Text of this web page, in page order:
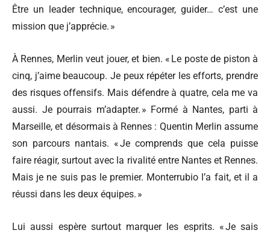
Être un leader technique, encourager, guider… c’est une
mission que j’apprécie. »
À Rennes, Merlin veut jouer, et bien. « Le poste de piston à
cinq, j’aime beaucoup. Je peux répéter les efforts, prendre
des risques offensifs. Mais défendre à quatre, cela me va
aussi. Je pourrais m’adapter. » Formé à Nantes, parti à
Marseille, et désormais à Rennes : Quentin Merlin assume
son parcours nantais. « Je comprends que cela puisse
faire réagir, surtout avec la rivalité entre Nantes et Rennes.
Mais je ne suis pas le premier. Monterrubio l’a fait, et il a
réussi dans les deux équipes. »
Lui aussi espère surtout marquer les esprits. « Je sais